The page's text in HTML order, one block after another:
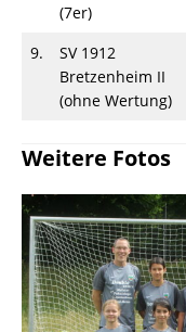
(7er)
9.
SV 1912
Bretzenheim II
(ohne Wertung)
Weitere Fotos